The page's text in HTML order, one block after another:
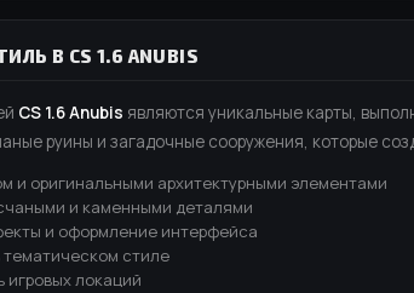
В CS 1.6 ANUBIS
CS 1.6 Anubis являются уникальные карты,
руины и загадочные сооружения, которые
и оригинальными архитектурными элементами
и каменными деталями
и оформление интерфейса
стиле
локаций